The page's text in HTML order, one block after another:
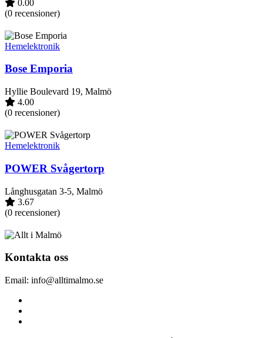
0.00
(0 recensioner)
Hemelektronik
Bose Emporia
Hyllie Boulevard 19, Malmö
4.00
(0 recensioner)
Hemelektronik
POWER Svågertorp
Långhusgatan 3-5, Malmö
3.67
(0 recensioner)
Kontakta oss
Email: info@alltimalmo.se